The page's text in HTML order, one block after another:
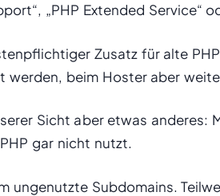
„PHP Extended Service“
Zusatz für alte
werden, beim Hoster aber
Sicht aber etwas anderes:
gar nicht nutzt.
ungenutzte Subdomains.